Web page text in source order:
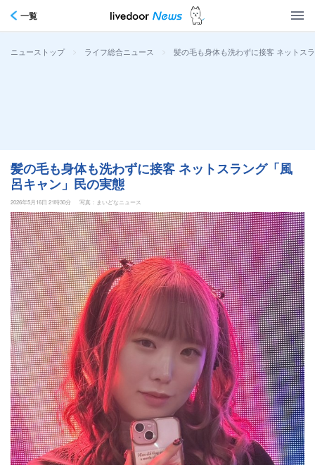
一覧
ニューストップ > ライフ総合ニュース > 髪の毛も身体も洗わずに接客 ネットス
髪の毛も身体も洗わずに接客 ネットスラング「風
呂キャン」民の実態
2026年5月16日 21時30分 写真：まいどなニュース